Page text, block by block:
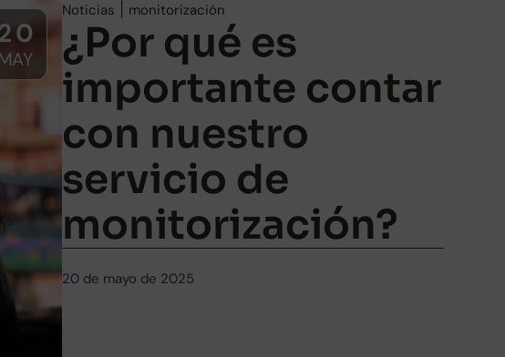
Noticias monitorización
¿Por qué es
importante contar
con nuestro
servicio de
monitorización?
20 de mayo de 2025